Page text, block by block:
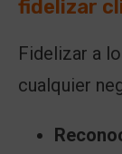
fidelizar
Fidelizar a
cualquier